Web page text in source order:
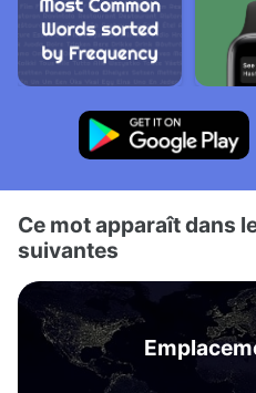
Ce mot apparaît dans
suivantes